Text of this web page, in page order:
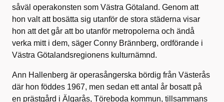
såväl operakonsten som Västra Götaland. Genom att
hon valt att bosätta sig utanför de stora städerna visar
hon att det går att bo utanför metropolerna och ändå
verka mitt i dem, säger Conny Brännberg, ordförande i
Västra Götalandsregionens kulturnämnd.
Ann Hallenberg är operasångerska bördig från Västerås
där hon föddes 1967, men sedan ett antal år bosatt på
en prästgård i Älgarås, Töreboda kommun, tillsammans